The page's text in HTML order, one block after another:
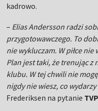
kadrowo.
– Elias Andersson radzi
przygotowawczego. To
nie wykluczam. W piłce nie
Plan jest taki, że trenując z
klubu. W tej chwili nie
nigdy nie wiesz, co
Frederiksen na pytanie